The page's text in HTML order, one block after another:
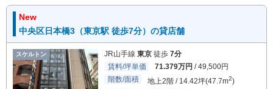
New
中央区日本橋3（東京駅 徒歩7分）の貸店舗
スケルトン JR山手線 東京 徒歩 7分
賃料/坪単価
71.379万円 / 49,500円
階数/面積
地上2階 / 14.42坪(47.7m2)